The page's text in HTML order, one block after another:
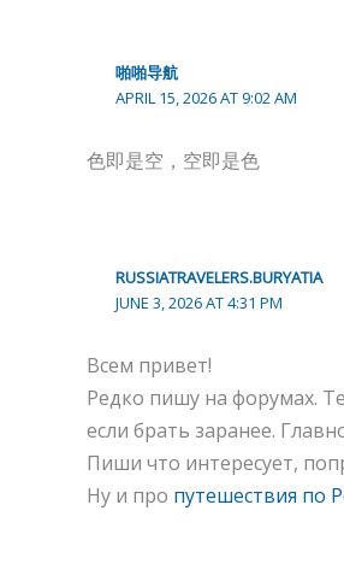
啪啪导航
APRIL 15, 2026 AT 9:02 AM
色即是空，空即是色
RUSSIATRAVELERS.BURYATIA
JUNE 3, 2026 AT 4:31 PM
Всем привет!
Редко пишу на форумах.
если брать заранее.
Пиши что интересует,
Ну и про путешествия по